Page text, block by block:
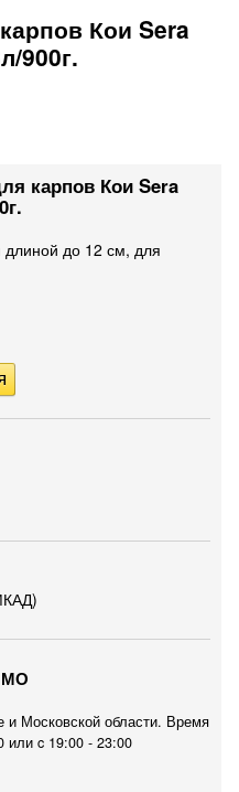
Кои Sera
900г.
карпов Кои Sera
до 12 см, для
МО
Московской области. Время
или c 19:00 - 23:00